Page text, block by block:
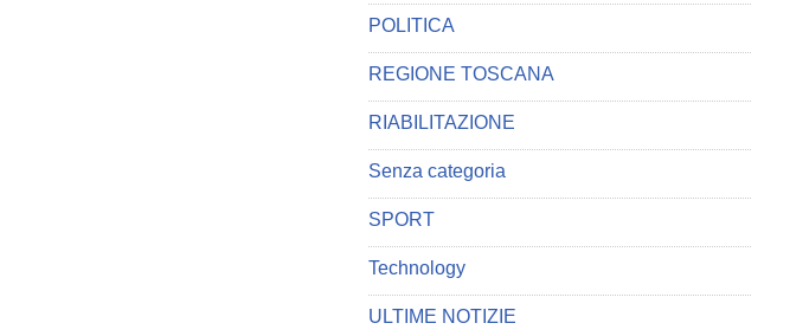
POLITICA
REGIONE TOSCANA
RIABILITAZIONE
Senza categoria
SPORT
Technology
ULTIME NOTIZIE